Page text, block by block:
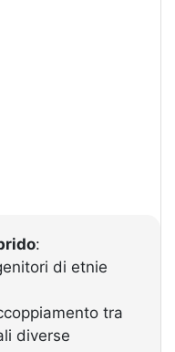
:
di etnie
tra
diverse